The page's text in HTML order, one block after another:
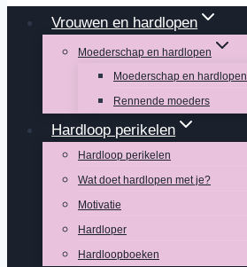
Vrouwen en hardlopen
Moederschap en hardlopen
Moederschap en hardlopen
Rennende moeders
Hardloop perikelen
Hardloop perikelen
Wat doet hardlopen met je?
Motivatie
Hardloper
Hardloopboeken